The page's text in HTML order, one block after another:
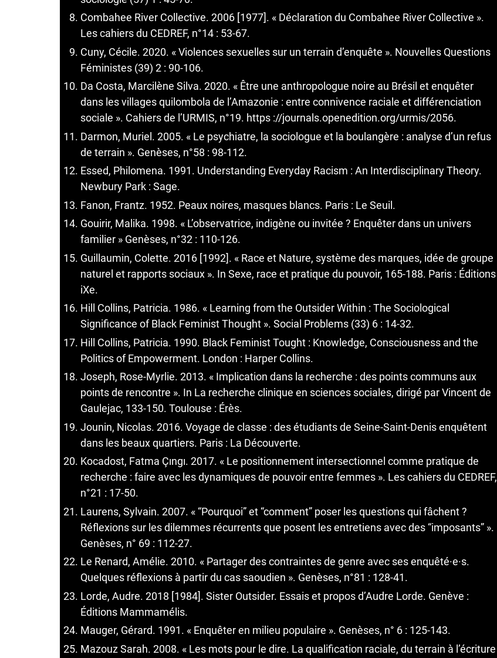
Combahee River Collective. 2006 [1977]. « Déclaration du Combahee River Collective ».
Les cahiers du CEDREF, n°14 : 53-67.
Cuny, Cécile. 2020. « Violences sexuelles sur un terrain d’enquête ». Nouvelles Questions
Féministes (39) 2 : 90-106.
Da Costa, Marcilène Silva. 2020. « Être une anthropologue noire au Brésil et enquêter
dans les villages quilombola de l’Amazonie : entre connivence raciale et différenciation
sociale ». Cahiers de l’URMIS, n°19. https ://journals.openedition.org/urmis/2056.
Darmon, Muriel. 2005. « Le psychiatre, la sociologue et la boulangère : analyse d’un refus
de terrain ». Genèses, n°58 : 98-112.
Essed, Philomena. 1991. Understanding Everyday Racism : An Interdisciplinary Theory.
Newbury Park : Sage.
Fanon, Frantz. 1952. Peaux noires, masques blancs. Paris : Le Seuil.
Gouirir, Malika. 1998. « L’observatrice, indigène ou invitée ? Enquêter dans un univers
familier » Genèses, n°32 : 110-126.
Guillaumin, Colette. 2016 [1992]. « Race et Nature, système des marques, idée de groupe
naturel et rapports sociaux ». In Sexe, race et pratique du pouvoir, 165-188. Paris : Éditions
iXe.
Hill Collins, Patricia. 1986. « Learning from the Outsider Within : The Sociological
Significance of Black Feminist Thought ». Social Problems (33) 6 : 14-32.
Hill Collins, Patricia. 1990. Black Feminist Tought : Knowledge, Consciousness and the
Politics of Empowerment. London : Harper Collins.
Joseph, Rose-Myrlie. 2013. « Implication dans la recherche : des points communs aux
points de rencontre ». In La recherche clinique en sciences sociales, dirigé par Vincent de
Gaulejac, 133-150. Toulouse : Érès.
Jounin, Nicolas. 2016. Voyage de classe : des étudiants de Seine-Saint-Denis enquêtent
dans les beaux quartiers. Paris : La Découverte.
Kocadost, Fatma Çıngı. 2017. « Le positionnement intersectionnel comme pratique de
recherche : faire avec les dynamiques de pouvoir entre femmes ». Les cahiers du CEDREF,
n°21 : 17-50.
Laurens, Sylvain. 2007. « “Pourquoi” et “comment” poser les questions qui fâchent ?
Réflexions sur les dilemmes récurrents que posent les entretiens avec des “imposants” ».
Genèses, n° 69 : 112-27.
Le Renard, Amélie. 2010. « Partager des contraintes de genre avec ses enquêté·e·s.
Quelques réflexions à partir du cas saoudien ». Genèses, n°81 : 128-41.
Lorde, Audre. 2018 [1984]. Sister Outsider. Essais et propos d’Audre Lorde. Genève :
Éditions Mammamélis.
Mauger, Gérard. 1991. « Enquêter en milieu populaire ». Genèses, n° 6 : 125-143.
Mazouz Sarah. 2008. « Les mots pour le dire. La qualification raciale, du terrain à l’écriture